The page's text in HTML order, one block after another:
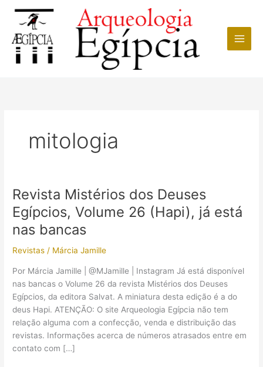
conteúdo
mitologia
Revista Mistérios dos Deuses
Egípcios, Volume 26 (Hapi), já está
nas bancas
Revistas / Márcia Jamille
Por Márcia Jamille | @MJamille | Instagram Já está disponível
nas bancas o Volume 26 da revista Mistérios dos Deuses
Egípcios, da editora Salvat. A miniatura desta edição é a do
deus Hapi. ATENÇÃO: O site Arqueologia Egípcia não tem
relação alguma com a confecção, venda e distribuição das
revistas. Informações acerca de números atrasados entre em
contato com […]